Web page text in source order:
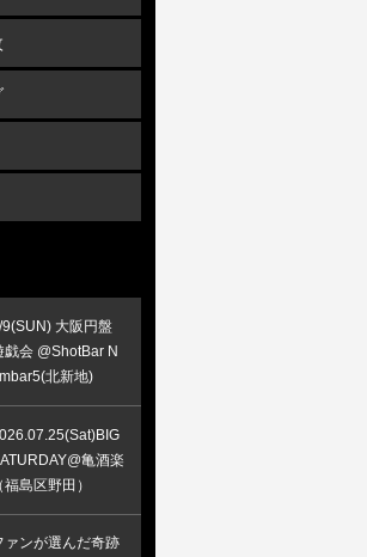
9(SUN) 大阪円盤
戯会 @ShotBar N
北新地)
亀酒楽
（福島区野田）
ァンが選んだ奇跡